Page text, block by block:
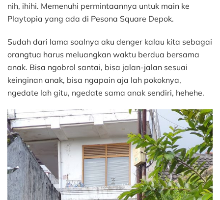
Playtopia
nih, ihihi. Memenuhi permintaannya untuk main ke
Playtopia yang ada di Pesona Square Depok.
Sudah dari lama soalnya aku denger kalau kita sebagai
orangtua harus meluangkan waktu berdua bersama
anak. Bisa ngobrol santai, bisa jalan-jalan sesuai
keinginan anak, bisa ngapain aja lah pokoknya,
ngedate lah gitu, ngedate sama anak sendiri, hehehe.